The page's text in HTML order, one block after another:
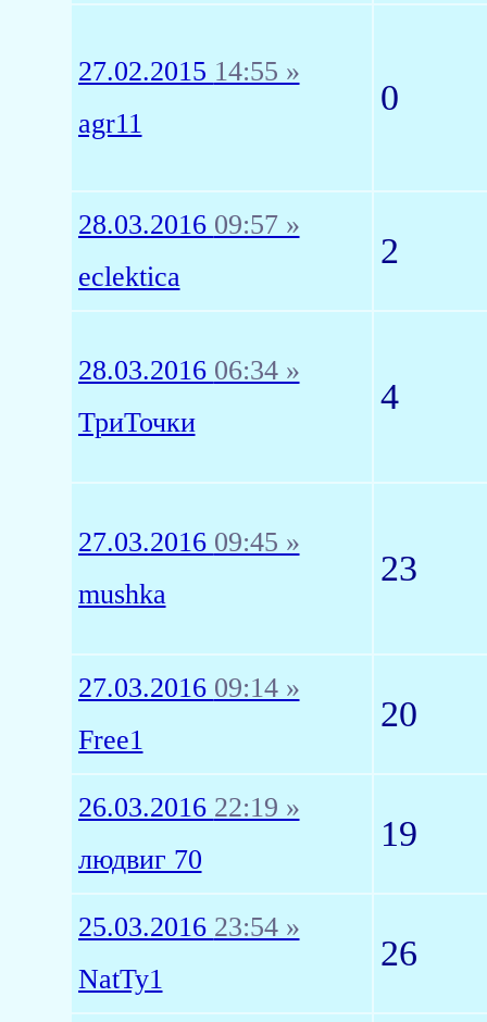
27.02.2015 14:55 »
agr11
0
28.03.2016 09:57 »
eclektica
2
28.03.2016 06:34 »
ТриТочки
4
27.03.2016 09:45 »
mushka
23
27.03.2016 09:14 »
Free1
20
26.03.2016 22:19 »
людвиг 70
19
25.03.2016 23:54 »
NatTy1
26